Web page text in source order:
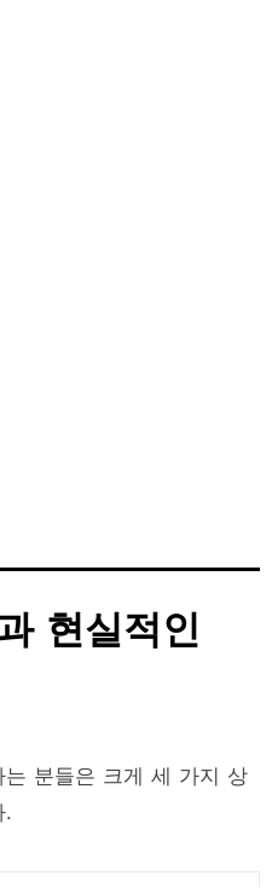
현실적인
분들은 크게 세 가지 상
.